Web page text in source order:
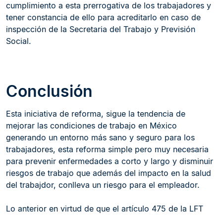
cumplimiento a esta prerrogativa de los trabajadores y
tener constancia de ello para acreditarlo en caso de
inspección de la Secretaria del Trabajo y Previsión
Social.
Conclusión
Esta iniciativa de reforma, sigue la tendencia de
mejorar las condiciones de trabajo en México
generando un entorno más sano y seguro para los
trabajadores, esta reforma simple pero muy necesaria
para prevenir enfermedades a corto y largo y disminuir
riesgos de trabajo que además del impacto en la salud
del trabajdor, conlleva un riesgo para el empleador.
Lo anterior en virtud de que el artículo 475 de la LFT